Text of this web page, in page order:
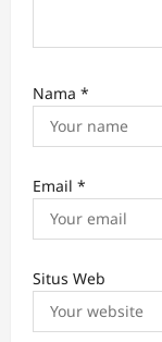
Nama *
Email *
Situs Web